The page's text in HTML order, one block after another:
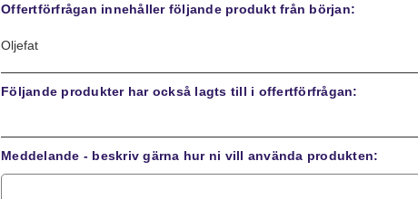
Offertförfrågan innehåller följande produkt från början:
Oljefat
Följande produkter har också lagts till i offertförfrågan:
Meddelande - beskriv gärna hur ni vill använda produkten: